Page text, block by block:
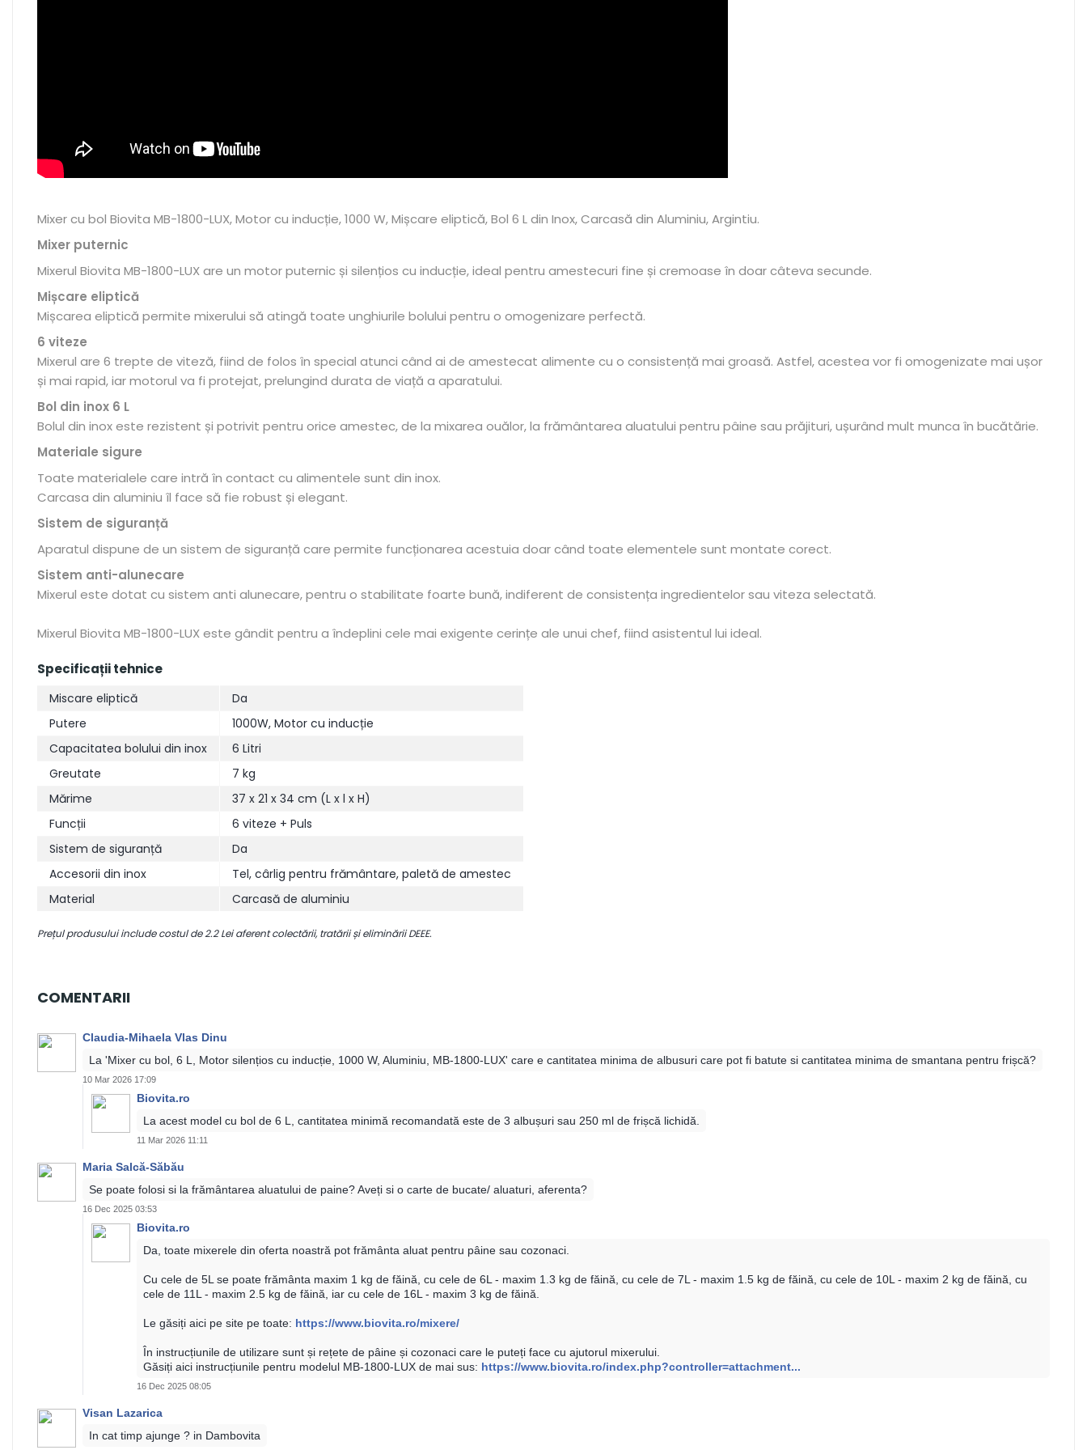
Mixer cu bol Biovita MB-1800-LUX, Motor cu inducție, 1000 W, Mișcare eliptică, Bol 6 L din Inox, Carcasă din Aluminiu, Argintiu.
Mixer puternic
Mixerul Biovita MB-1800-LUX are un motor puternic și silențios cu inducție, ideal pentru amestecuri fine și cremoase în doar câteva secunde.
Mișcare eliptică
Mișcarea eliptică permite mixerului să atingă toate unghiurile bolului pentru o omogenizare perfectă.
6 viteze
Mixerul are 6 trepte de viteză, fiind de folos în special atunci când ai de amestecat alimente cu o consistență mai groasă. Astfel, acestea vor fi omogenizate mai ușor
și mai rapid, iar motorul va fi protejat, prelungind durata de viață a aparatului.
Bol din inox 6 L
Bolul din inox este rezistent și potrivit pentru orice amestec, de la mixarea ouălor, la frământarea aluatului pentru pâine sau prăjituri, ușurând mult munca în bucătărie.
Materiale sigure
Toate materialele care intră în contact cu alimentele sunt din inox.
Carcasa din aluminiu îl face să fie robust și elegant.
Sistem de siguranță
Aparatul dispune de un sistem de siguranță care permite funcționarea acestuia doar când toate elementele sunt montate corect.
Sistem anti-alunecare
Mixerul este dotat cu sistem anti alunecare, pentru o stabilitate foarte bună, indiferent de consistența ingredientelor sau viteza selectată.
Mixerul Biovita MB-1800-LUX este gândit pentru a îndeplini cele mai exigente cerințe ale unui chef, fiind asistentul lui ideal.
Specificații tehnice
Miscare eliptică
Da
Putere
1000W, Motor cu inducție
Capacitatea bolului din inox
6 Litri
Greutate
7 kg
Mărime
37 x 21 x 34 cm (L x l x H)
Funcții
6 viteze + Puls
Sistem de siguranță
Da
Accesorii din inox
Tel, cârlig pentru frământare, paletă de amestec
Material
Carcasă de aluminiu
Prețul produsului include costul de 2.2 Lei aferent colectării, tratării și eliminării DEEE.
COMENTARII
Claudia-Mihaela Vlas Dinu
La 'Mixer cu bol, 6 L, Motor silențios cu inducție, 1000 W, Aluminiu, MB-1800-LUX' care e cantitatea minima de albusuri care pot fi batute si cantitatea minima de smantana pentru frișcă?
10 Mar 2026 17:09
Biovita.ro
La acest model cu bol de 6 L, cantitatea minimă recomandată este de 3 albușuri sau 250 ml de frișcă lichidă.
11 Mar 2026 11:11
Maria Salcă-Săbău
Se poate folosi si la frământarea aluatului de paine? Aveți si o carte de bucate/ aluaturi, aferenta?
16 Dec 2025 03:53
Biovita.ro
Da, toate mixerele din oferta noastră pot frământa aluat pentru pâine sau cozonaci.
Cu cele de 5L se poate frământa maxim 1 kg de făină, cu cele de 6L - maxim 1.3 kg de făină, cu cele de 7L - maxim 1.5 kg de făină, cu cele de 10L - maxim 2 kg de făină, cu
cele de 11L - maxim 2.5 kg de făină, iar cu cele de 16L - maxim 3 kg de făină.
Le găsiți aici pe site pe toate: https://www.biovita.ro/mixere/
În instrucțiunile de utilizare sunt și rețete de pâine și cozonaci care le puteți face cu ajutorul mixerului.
Găsiți aici instrucțiunile pentru modelul MB-1800-LUX de mai sus: https://www.biovita.ro/index.php?controller=attachment...
16 Dec 2025 08:05
Visan Lazarica
In cat timp ajunge ? in Dambovita